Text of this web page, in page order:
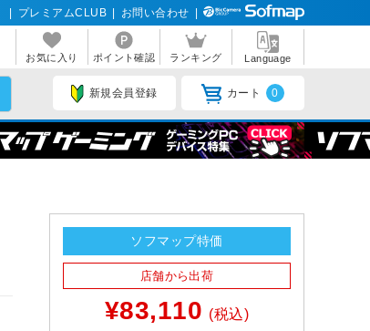
プレミアムCLUB お問い合わせ
お気に入り ポイント確認 ランキング Language
新規会員登録 カート 0
ソフマップ特価
店舗から出荷
¥83,110 (税込)